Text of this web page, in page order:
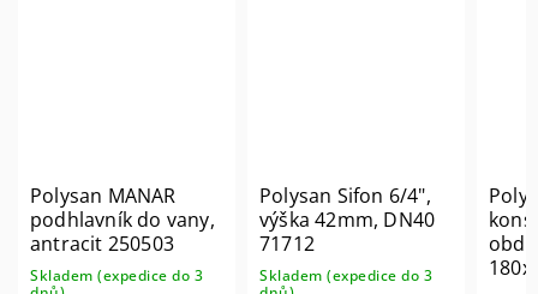
Polysan MANAR
podhlavník do vany,
antracit 250503
Skladem (expedice do 3
Polysan Sifon 6/4",
výška 42mm, DN40
71712
Skladem (expedice do 3